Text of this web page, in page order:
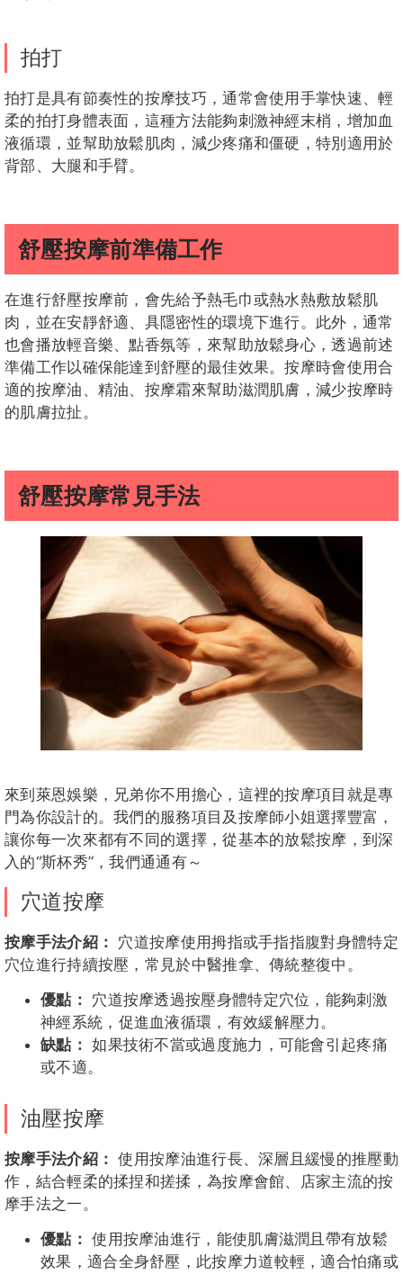
拍打
拍打是具有節奏性的按摩技巧，通常會使用手掌快速、輕
柔的拍打身體表面，這種方法能夠刺激神經末梢，增加血
液循環，並幫助放鬆肌肉，減少疼痛和僵硬，特別適用於
背部、大腿和手臂。
舒壓按摩前準備工作
在進行舒壓按摩前，會先給予熱毛巾或熱水熱敷放鬆肌
肉，並在安靜舒適、具隱密性的環境下進行。此外，通常
也會播放輕音樂、點香氛等，來幫助放鬆身心，透過前述
準備工作以確保能達到舒壓的最佳效果。按摩時會使用合
適的按摩油、精油、按摩霜來幫助滋潤肌膚，減少按摩時
的肌膚拉扯。
舒壓按摩常見手法
來到萊恩娛樂，兄弟你不用擔心，這裡的按摩項目就是專
門為你設計的。我們的服務項目及按摩師小姐選擇豐富，
讓你每一次來都有不同的選擇，從基本的放鬆按摩，到深
入的“斯杯秀”，我們通通有～
穴道按摩
按摩手法介紹： 穴道按摩使用拇指或手指指腹對身體特定
穴位進行持續按壓，常見於中醫推拿、傳統整復中。
優點： 穴道按摩透過按壓身體特定穴位，能夠刺激
神經系統，促進血液循環，有效緩解壓力。
缺點： 如果技術不當或過度施力，可能會引起疼痛
或不適。
油壓按摩
按摩手法介紹： 使用按摩油進行長、深層且緩慢的推壓動
作，結合輕柔的揉捏和搓揉，為按摩會館、店家主流的按
摩手法之一。
優點： 使用按摩油進行，能使肌膚滋潤且帶有放鬆
效果，適合全身舒壓，此按摩力道較輕，適合怕痛或